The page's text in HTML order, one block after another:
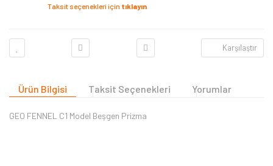
Taksit seçenekleri için tıklayın
Karşılaştır
Ürün Bilgisi Taksit Seçenekleri Yorumlar
GEO FENNEL C1 Model Beşgen Prizma